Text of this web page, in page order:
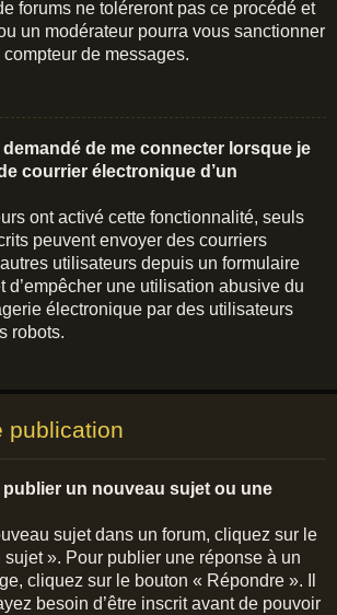
forums ne toléreront pas ce procédé et
un modérateur pourra vous sanctionner
de messages.
demandé de me connecter lorsque je
courrier électronique d’un
ont activé cette fonctionnalité, seuls
peuvent envoyer des courriers
utilisateurs depuis un formulaire
d’empêcher une utilisation abusive du
électronique par des utilisateurs
robots.
publication
un nouveau sujet ou une
sujet dans un forum, cliquez sur le
». Pour publier une réponse à un
cliquez sur le bouton « Répondre ». Il
besoin d’être inscrit avant de pouvoir